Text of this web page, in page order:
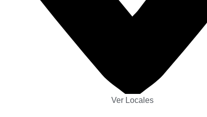
Ver Locales